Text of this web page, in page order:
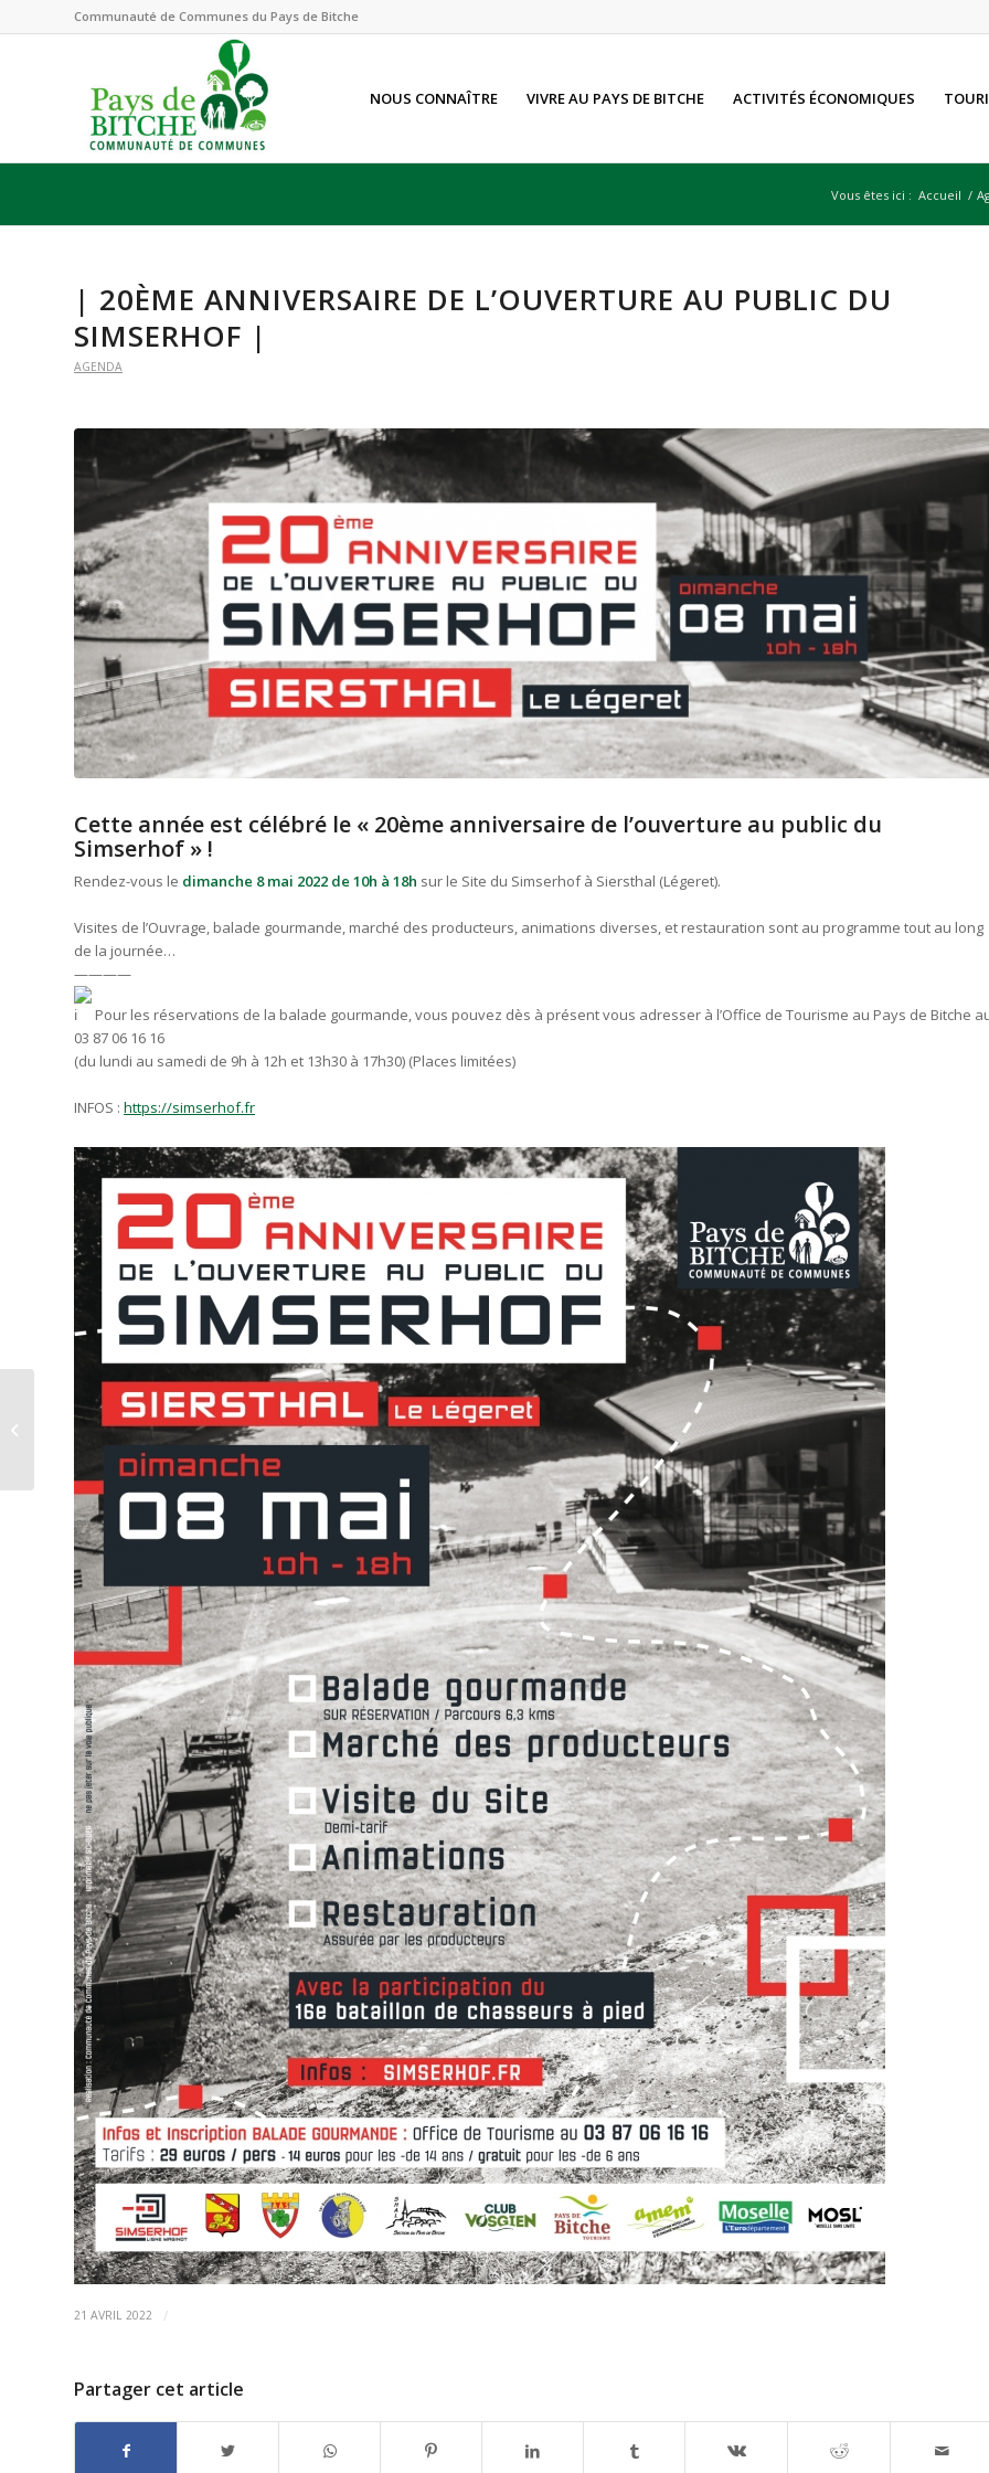
Communauté de Communes du Pays de Bitche
NOUS CONNAÎTRE VIVRE AU PAYS DE BITCHE ACTIVITÉS ÉCONOMIQUES
Vous êtes ici : Accueil /
| 20ÈME ANNIVERSAIRE DE L’OUVERTURE AU PUBLIC DU
SIMSERHOF |
AGENDA
Cette année est célébré le « 20ème anniversaire de l’ouverture au public du
Simserhof » !
Rendez-vous le dimanche 8 mai 2022 de 10h à 18h sur le Site du Simserhof à Siersthal (Légeret).
Visites de l’Ouvrage, balade gourmande, marché des producteurs, animations diverses, et restauration sont au programme tout au long
de la journée…
————
Pour les réservations de la balade gourmande, vous pouvez dès à présent vous adresser à l’Office de Tourisme au Pays de Bitche
03 87 06 16 16
(du lundi au samedi de 9h à 12h et 13h30 à 17h30) (Places limitées)
INFOS : https://simserhof.fr
21 AVRIL 2022 /
Partager cet article
| Prendre l’air ! |